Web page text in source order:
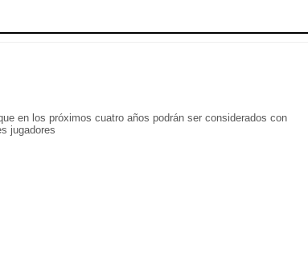
en los próximos cuatro años podrán ser considerados con
jugadores